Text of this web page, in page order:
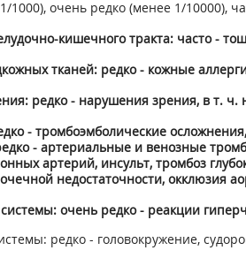
1/1000), очень редко (менее 1/
кишечного тракта: часто -
тканей: редко - кожные
редко - нарушения зрения, в т. ч.
- тромбоэмболические
- артериальные и венозные
артерий, инсульт, тромбоз
недостаточности, окклюзия
очень редко - реакции
редко - головокружение,